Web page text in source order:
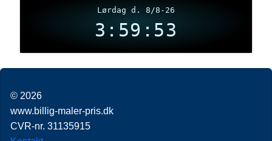
Lørdag d. 8/8-26
3:59:54
© 2026
www.billig-maler-pris.dk
CVR-nr. 31135915